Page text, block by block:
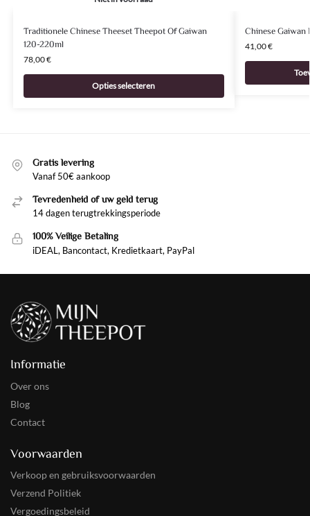
Traditionele Chinese Theeset Theepot Of Gaiwan
120-220ml
78,00€
Opties selecteren
Chinese Gaiwan
41,00€
Gratis levering
Vanaf 50€ aankoop
Tevredenheid of uw geld terug
14 dagen terugtrekkingsperiode
100% Veilige Betaling
iDEAL, Bancontact, Kredietkaart, PayPal
Informatie
Over ons
Blog
Contact
Voorwaarden
Verkoop en gebruiksvoorwaarden
Verzend Politiek
Vergoedingsbeleid